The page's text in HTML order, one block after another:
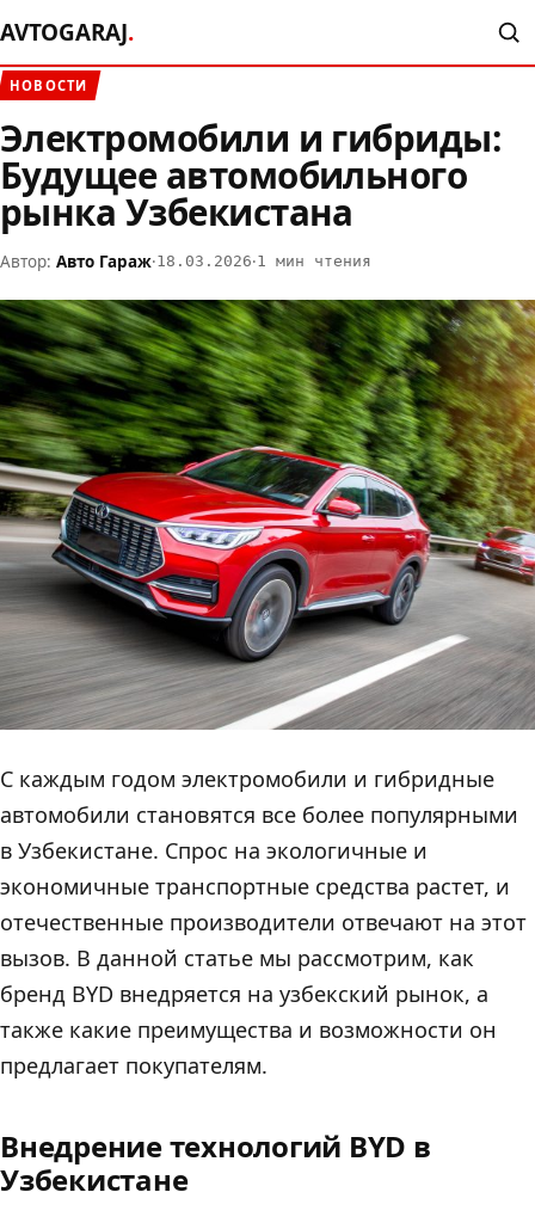
AVTOGARAJ.
НОВОСТИ
Электромобили и гибриды:
Будущее автомобильного
рынка Узбекистана
Автор: Авто Гараж·18.03.2026·1 мин чтения
С каждым годом электромобили и гибридные
автомобили становятся все более популярными
в Узбекистане. Спрос на экологичные и
экономичные транспортные средства растет, и
отечественные производители отвечают на этот
вызов. В данной статье мы рассмотрим, как
бренд BYD внедряется на узбекский рынок, а
также какие преимущества и возможности он
предлагает покупателям.
Внедрение технологий BYD в
Узбекистане